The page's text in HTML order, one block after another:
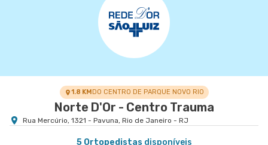
1.8 KMDO CENTRO DE PARQUE NOVO RIO
Norte D'Or - Centro Trauma
Rua Mercúrio, 1321 - Pavuna, Rio de Janeiro - RJ
5 Ortopedistas disponíveis